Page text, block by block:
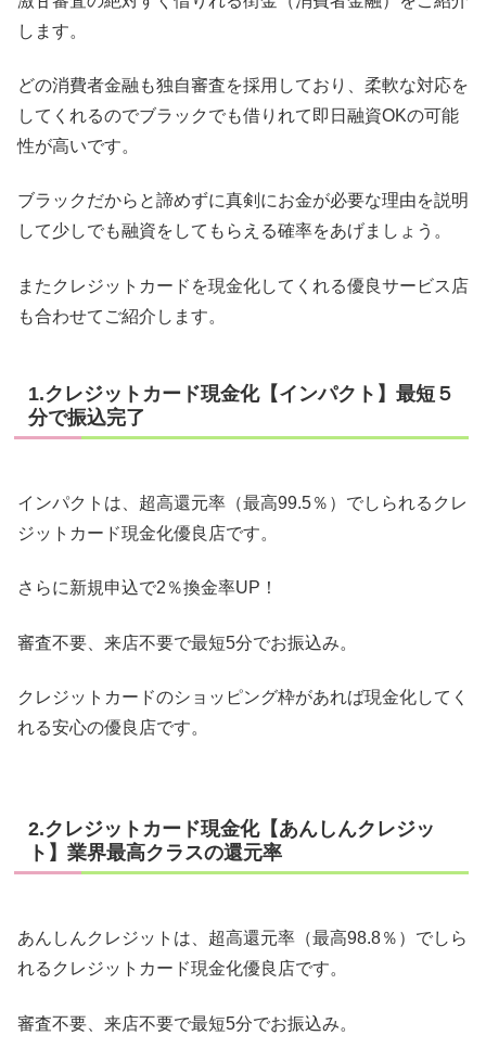
します。
どの消費者金融も独自審査を採用しており、柔軟な対応を
してくれるのでブラックでも借りれて即日融資OKの可能
性が高いです。
ブラックだからと諦めずに真剣にお金が必要な理由を説明
して少しでも融資をしてもらえる確率をあげましょう。
またクレジットカードを現金化してくれる優良サービス店
も合わせてご紹介します。
1.クレジットカード現金化【インパクト】最短５
分で振込完了
インパクトは、超高還元率（最高99.5％）でしられるクレ
ジットカード現金化優良店です。
さらに新規申込で2％換金率UP！
審査不要、来店不要で最短5分でお振込み。
クレジットカードのショッピング枠があれば現金化してく
れる安心の優良店です。
2.クレジットカード現金化【あんしんクレジッ
ト】業界最高クラスの還元率
あんしんクレジットは、超高還元率（最高98.8％）でしら
れるクレジットカード現金化優良店です。
審査不要、来店不要で最短5分でお振込み。